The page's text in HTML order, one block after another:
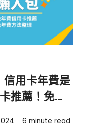
信用卡年費是
推薦！免年
6 minute read